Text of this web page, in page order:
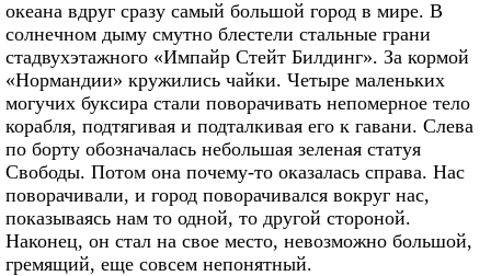
океана вдруг сразу самый большой город в мире. В
солнечном дыму смутно блестели стальные грани
стадвухэтажного «Импайр Стейт Билдинг». За кормой
«Нормандии» кружились чайки. Четыре маленьких
могучих буксира стали поворачивать непомерное тело
корабля, подтягивая и подталкивая его к гавани. Слева
по борту обозначалась небольшая зеленая статуя
Свободы. Потом она почему-то оказалась справа. Нас
поворачивали, и город поворачивался вокруг нас,
показываясь нам то одной, то другой стороной.
Наконец, он стал на свое место, невозможно большой,
гремящий, еще совсем непонятный.